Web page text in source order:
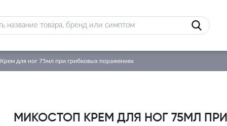
для ног 75мл при грибковых поражениях
МИКОСТОП КРЕМ ДЛЯ НОГ 75МЛ